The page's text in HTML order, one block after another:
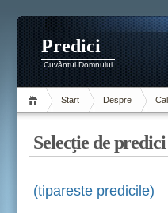
Predici
Cuvântul Domnului
Start Despre
Selecţie de predici
(tipareste predicile)